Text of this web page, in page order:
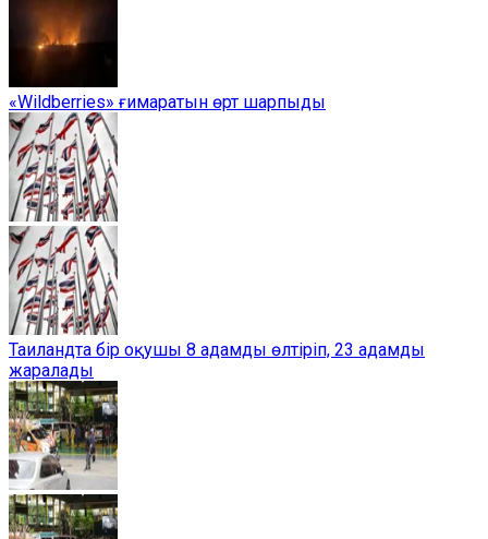
«Wildberries» ғимаратын өрт шарпыды
Таиландта бір оқушы 8 адамды өлтіріп, 23 адамды
жаралады